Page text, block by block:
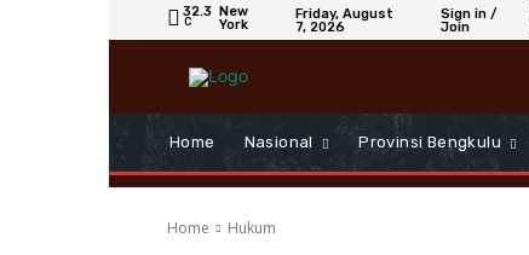
32.3
C
New
York
Friday, August
7, 2026
Sign in /
Join
Home Nasional Provinsi Bengkulu
Home Hukum